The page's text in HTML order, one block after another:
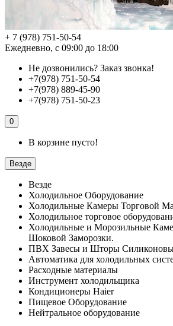
+ 7 (978) 751-50-54
Ежедневно, с 09:00 до 18:00
Не дозвонились? Заказ звонка!
+7(978) 751-50-54
+7(978) 889-45-90
+7(978) 751-50-23
0
В корзине пусто!
Везде
Везде
Холодильное Оборудование
Холодильные Камеры Торговой
Холодильное торговое
Холодильные и Морозильные
Шоковой Заморозки.
ПВХ Завесы и Шторы
Автоматика для холодильных
Расходные материалы
Инструмент холодильщика
Кондиционеры Haier
Пищевое Оборудование
Нейтральное оборудование